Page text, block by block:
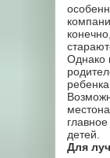
Однако
детей.
Для